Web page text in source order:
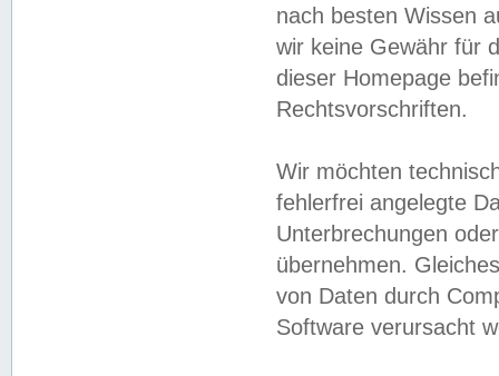
nach besten Wissen
wir keine Gewähr für
dieser Homepage
Rechtsvorschriften.
Wir möchten
fehlerfrei angelegte
Unterbrechungen
übernehmen.
von Daten durch
Software verursacht